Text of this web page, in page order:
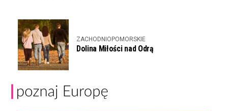
ZACHODNIOPOMORSKIE
Dolina Miłości nad Odrą